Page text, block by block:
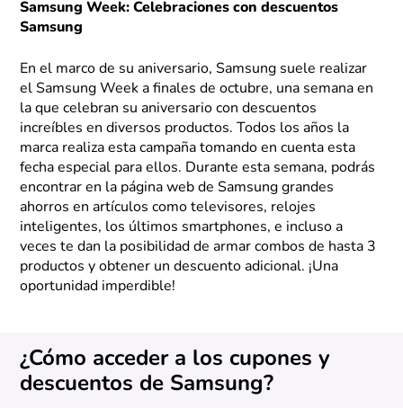
Samsung Week: Celebraciones con descuentos
Samsung
En el marco de su aniversario, Samsung suele realizar
el Samsung Week a finales de octubre, una semana en
la que celebran su aniversario con descuentos
increíbles en diversos productos. Todos los años la
marca realiza esta campaña tomando en cuenta esta
fecha especial para ellos. Durante esta semana, podrás
encontrar en la página web de Samsung grandes
ahorros en artículos como televisores, relojes
inteligentes, los últimos smartphones, e incluso a
veces te dan la posibilidad de armar combos de hasta 3
productos y obtener un descuento adicional. ¡Una
oportunidad imperdible!
¿Cómo acceder a los cupones y
descuentos de Samsung?